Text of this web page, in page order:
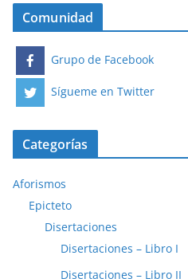
Comunidad
Grupo de Facebook
Sígueme en Twitter
Categorías
Aforismos
Epicteto
Disertaciones
Disertaciones – Libro I
Disertaciones – Libro II